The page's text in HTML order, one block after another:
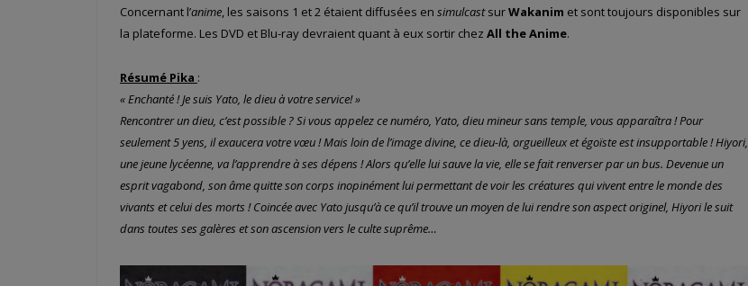
Concernant l’anime, les saisons 1 et 2 étaient diffusées en simulcastsurWakanim et sont toujours disponibles sur
la plateforme. Les DVD et Blu-ray devraient quant à eux sortir chez All the Anime.
Résumé Pika :
« Enchanté ! Je suis Yato, le dieu à votre service! »
Rencontrer un dieu, c’est possible ? Si vous appelez ce numéro, Yato, dieu mineur sans temple, vous apparaîtra ! Pour
seulement 5 yens, il exaucera votre vœu ! Mais loin de l’image divine, ce dieu-là, orgueilleux et égoïste est insupportable ! Hiyori,
une jeune lycéenne, va l’apprendre à ses dépens ! Alors qu’elle lui sauve la vie, elle se fait renverser par un bus. Devenue un
esprit vagabond, son âme quitte son corps inopinément lui permettant de voir les créatures qui vivent entre le monde des
vivants et celui des morts ! Coincée avec Yato jusqu’à ce qu’il trouve un moyen de lui rendre son aspect originel, Hiyori le suit
dans toutes ses galères et son ascension vers le culte suprême…